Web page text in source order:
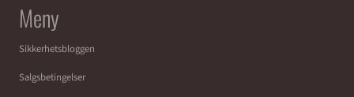
Meny
Sikkerhetsbloggen
Salgsbetingelser